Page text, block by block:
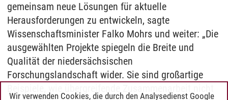
gemeinsam neue Lösungen für aktuelle
Herausforderungen zu entwickeln, sagte
Wissenschaftsminister Falko Mohrs und weiter: „Die
ausgewählten Projekte spiegeln die Breite und
Qualität der niedersächsischen
Forschungslandschaft wider. Sie sind großartige
Wir verwenden Cookies, die durch den Analysedienst Google